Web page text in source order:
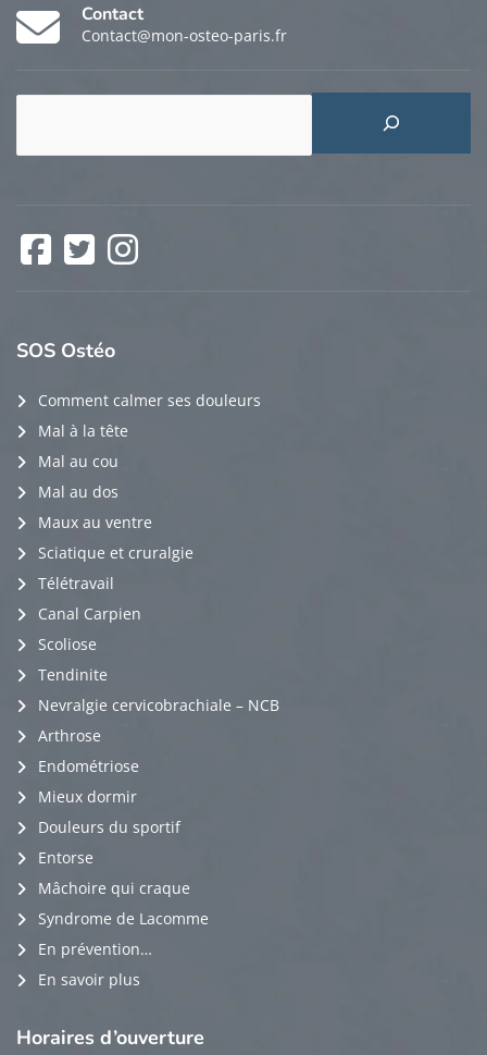
Contact
Contact@mon-osteo-paris.fr
Facebook
SOS Ostéo
Comment calmer ses douleurs
Mal à la tête
Mal au cou
Mal au dos
Maux au ventre
Sciatique et cruralgie
Télétravail
Canal Carpien
Scoliose
Tendinite
Nevralgie cervicobrachiale – NCB
Arthrose
Endométriose
Mieux dormir
Douleurs du sportif
Entorse
Mâchoire qui craque
Syndrome de Lacomme
En prévention…
En savoir plus
Horaires d’ouverture